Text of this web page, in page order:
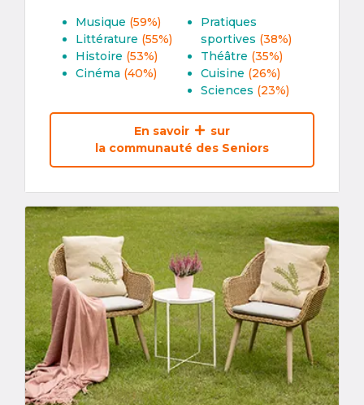
Musique (59%)
Littérature (55%)
Histoire (53%)
Cinéma (40%)
Pratiques
sportives (38%)
Théâtre (35%)
Cuisine (26%)
Sciences (23%)
En savoir
sur
la communauté des Seniors